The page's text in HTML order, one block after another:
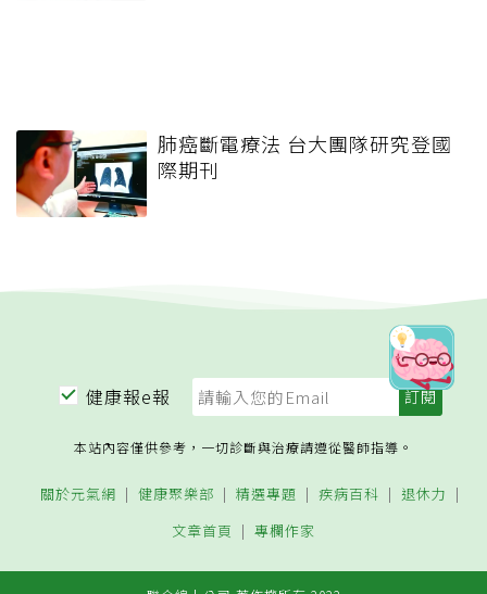
肺癌斷電療法 台大團隊研究登國
際期刊
健康報e報
本站內容僅供參考，一切診斷與治療請遵從醫師指導。
關於元氣網 健康聚樂部 精選專題 疾病百科
退休力
文章首頁
專欄作家